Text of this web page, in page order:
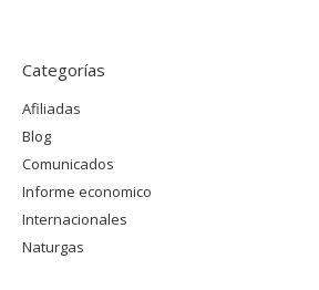
Categorías
Afiliadas
Blog
Comunicados
Informe economico
Internacionales
Naturgas